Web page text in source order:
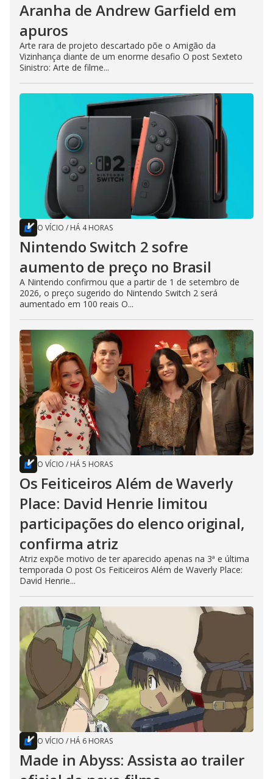
Aranha de Andrew Garfield em
apuros
Arte rara de projeto descartado põe o Amigão da
Vizinhança diante de um enorme desafio O post Sexteto
Sinistro: Arte de filme...
O VÍCIO / HÁ 4 HORAS
Nintendo Switch 2 sofre
aumento de preço no Brasil
A Nintendo confirmou que a partir de 1 de setembro de
2026, o preço sugerido do Nintendo Switch 2 será
aumentado em 100 reais O...
O VÍCIO / HÁ 5 HORAS
Os Feiticeiros Além de Waverly
Place: David Henrie limitou
participações do elenco original,
confirma atriz
Atriz expõe motivo de ter aparecido apenas na 3ª e última
temporada O post Os Feiticeiros Além de Waverly Place:
David Henrie...
O VÍCIO / HÁ 6 HORAS
Made in Abyss: Assista ao trailer